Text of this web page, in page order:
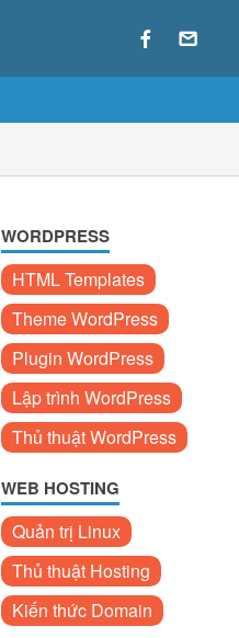
WORDPRESS
HTML Templates
Theme WordPress
Plugin WordPress
Lập trình WordPress
Thủ thuật WordPress
WEB HOSTING
Quản trị Linux
Thủ thuật Hosting
Kiến thức Domain